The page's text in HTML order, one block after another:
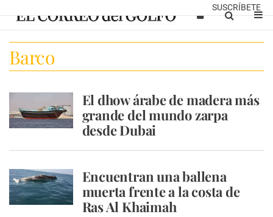
SUSCRÍBETE
Barco
El dhow árabe de madera más
grande del mundo zarpa
desde Dubai
Encuentran una ballena
muerta frente a la costa de
Ras Al Khaimah